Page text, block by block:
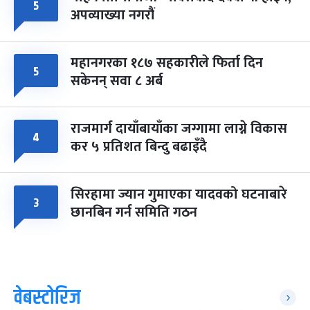
५ अपव्याख्या नगरौं
५ महानगरका १८७ सहकारीले फिर्ता दिन
सकेनन् सवा ८ अर्ब
४ राजमार्ग दायाँबायाँका जग्गामा लाग्ने विकास
कर ५ प्रतिशत बिन्दु बढाइँदै
३ सिरहामा ज्यान गुमाएका यादवको घटनाबारे
छानबिन गर्न समिति गठन
वेबस्टोरिज